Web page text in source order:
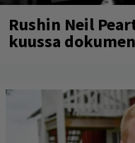
Rushin Neil
kuussa